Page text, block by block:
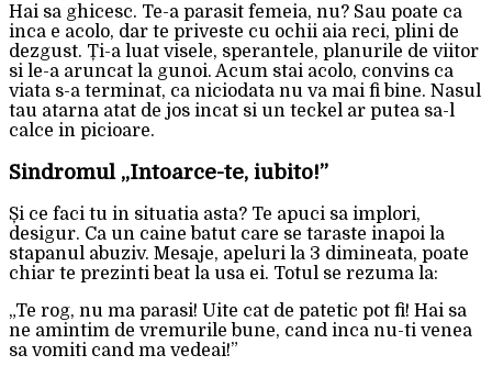
Hai sa ghicesc. Te-a parasit femeia, nu? Sau poate ca
inca e acolo, dar te priveste cu ochii aia reci, plini de
dezgust. Ți-a luat visele, sperantele, planurile de viitor
si le-a aruncat la gunoi. Acum stai acolo, convins ca
viata s-a terminat, ca niciodata nu va mai fi bine. Nasul
tau atarna atat de jos incat si un teckel ar putea sa-l
calce in picioare.
Sindromul „Intoarce-te, iubito!”
Și ce faci tu in situatia asta? Te apuci sa implori,
desigur. Ca un caine batut care se taraste inapoi la
stapanul abuziv. Mesaje, apeluri la 3 dimineata, poate
chiar te prezinti beat la usa ei. Totul se rezuma la:
„Te rog, nu ma parasi! Uite cat de patetic pot fi! Hai sa
ne amintim de vremurile bune, cand inca nu-ti venea
sa vomiti cand ma vedeai!”